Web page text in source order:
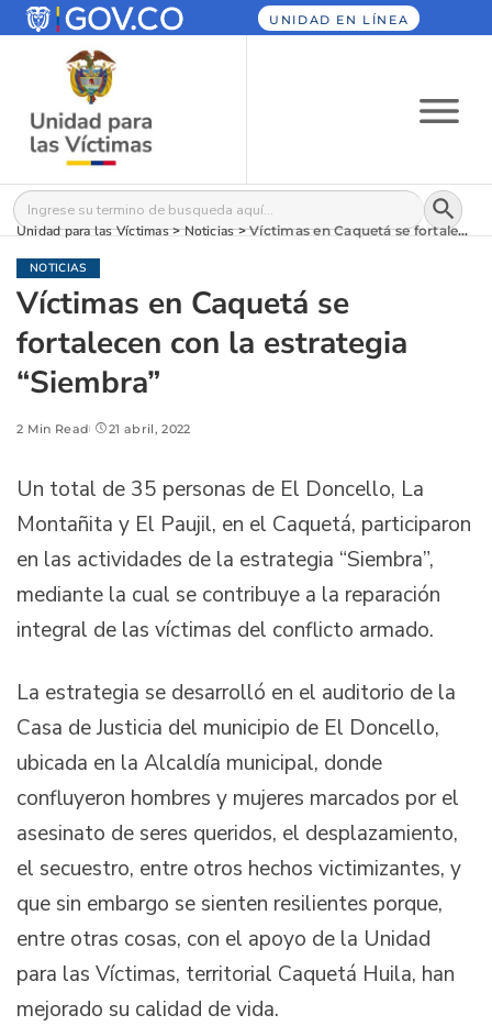
UNIDAD EN LÍNEA
Buscar: Botón
Unidad para las Víctimas>Noticias>Víctimas en Caquetá se fortalecen con la estrategia “Siembra”
NOTICIAS
Víctimas en Caquetá se
fortalecen con la estrategia
“Siembra”
2 Min Read 21 abril, 2022
Un total de 35 personas de El Doncello, La
Montañita y El Paujil, en el Caquetá, participaron
en las actividades de la estrategia “Siembra”,
mediante la cual se contribuye a la reparación
integral de las víctimas del conflicto armado.
La estrategia se desarrolló en el auditorio de la
Casa de Justicia del municipio de El Doncello,
ubicada en la Alcaldía municipal, donde
confluyeron hombres y mujeres marcados por el
asesinato de seres queridos, el desplazamiento,
el secuestro, entre otros hechos victimizantes, y
que sin embargo se sienten resilientes porque,
entre otras cosas, con el apoyo de la Unidad
para las Víctimas, territorial Caquetá Huila, han
mejorado su calidad de vida.